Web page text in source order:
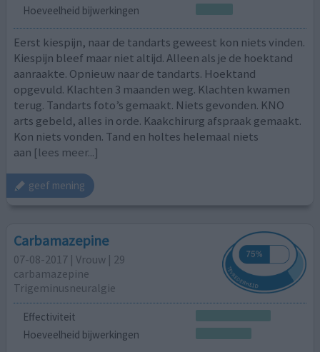
Hoeveelheid bijwerkingen
Eerst kiespijn, naar de tandarts geweest kon niets vinden.
Kiespijn bleef maar niet altijd. Alleen als je de hoektand
aanraakte. Opnieuw naar de tandarts. Hoektand
opgevuld. Klachten 3 maanden weg. Klachten kwamen
terug. Tandarts foto’s gemaakt. Niets gevonden. KNO
arts gebeld, alles in orde. Kaakchirurg afspraak gemaakt.
Kon niets vonden. Tand en holtes helemaal niets
aan [lees meer...]
geef mening
Carbamazepine
07-08-2017 | Vrouw | 29
carbamazepine
Trigeminusneuralgie
Effectiviteit
Hoeveelheid bijwerkingen